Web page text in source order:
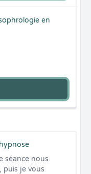
en
séance nous
puis je vous